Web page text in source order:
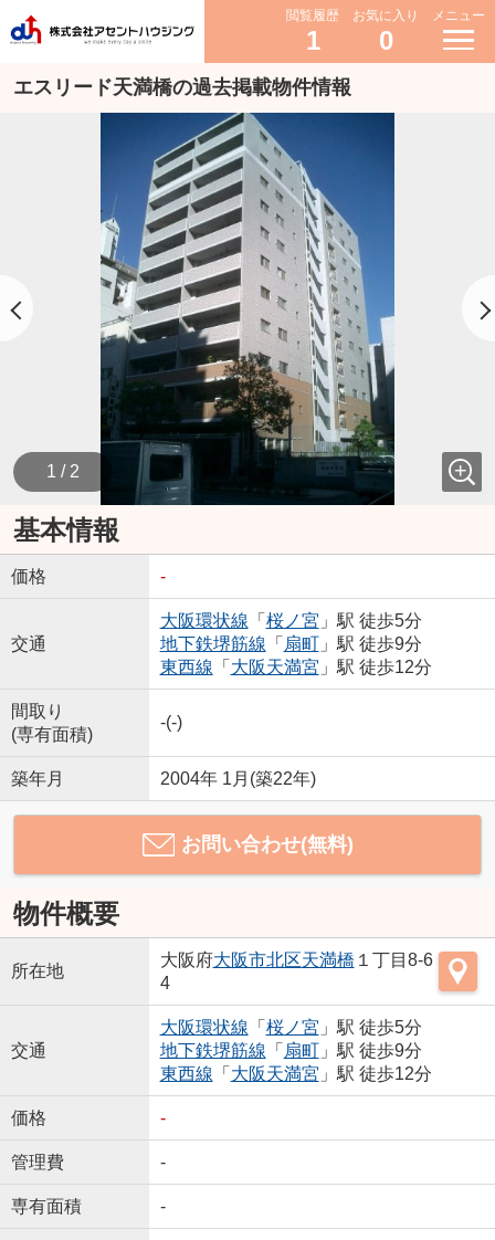
閲覧履歴
1
お気に入り
0
メニュー
エスリード天満橋の過去掲載物件情報
1 / 2
基本情報
価格 -
交通
大阪環状線 「 桜ノ宮 」駅 徒歩5分
地下鉄堺筋線 「 扇町」駅 徒歩9分
東西線 「 大阪天満宮 」駅 徒歩12分
間取り
(専有面積)
-(-)
築年月 2004年 1月(築22年)
お問い合わせ(無料)
物件概要
所在地
大阪府大阪市北区天満橋 １丁目8-6
4
交通
大阪環状線 「 桜ノ宮 」駅 徒歩5分
地下鉄堺筋線 「 扇町」駅 徒歩9分
東西線 「 大阪天満宮 」駅 徒歩12分
価格 -
管理費 -
専有面積 -